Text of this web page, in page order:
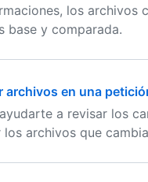
los archivos
base y comparada.
archivos en una
a revisar los
archivos que